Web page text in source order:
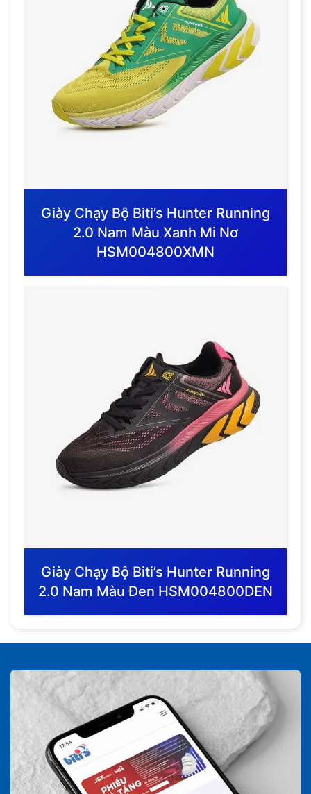
Giày Chạy Bộ Biti’s Hunter Running
2.0 Nam Màu Xanh Mi Nơ
HSM004800XMN
Giày Chạy Bộ Biti’s Hunter Running
2.0 Nam Màu Đen HSM004800DEN